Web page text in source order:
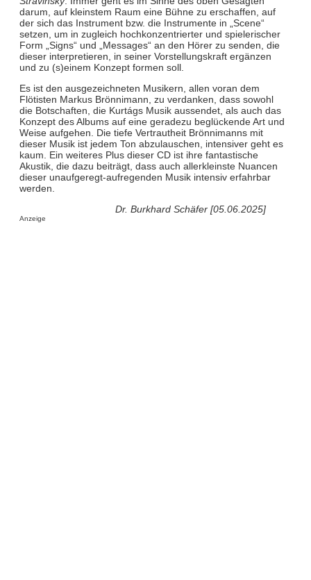
darum, auf kleinstem Raum eine Bühne zu erschaffen, auf
der sich das Instrument bzw. die Instrumente in „Scene“
setzen, um in zugleich hochkonzentrierter und spielerischer
Form „Signs“ und „Messages“ an den Hörer zu senden, die
dieser interpretieren, in seiner Vorstellungskraft ergänzen
und zu (s)einem Konzept formen soll.
Es ist den ausgezeichneten Musikern, allen voran dem
Flötisten Markus Brönnimann, zu verdanken, dass sowohl
die Botschaften, die Kurtágs Musik aussendet, als auch das
Konzept des Albums auf eine geradezu beglückende Art und
Weise aufgehen. Die tiefe Vertrautheit Brönnimanns mit
dieser Musik ist jedem Ton abzulauschen, intensiver geht es
kaum. Ein weiteres Plus dieser CD ist ihre fantastische
Akustik, die dazu beiträgt, dass auch allerkleinste Nuancen
dieser unaufgeregt-aufregenden Musik intensiv erfahrbar
werden.
Dr. Burkhard Schäfer [05.06.2025]
Anzeige